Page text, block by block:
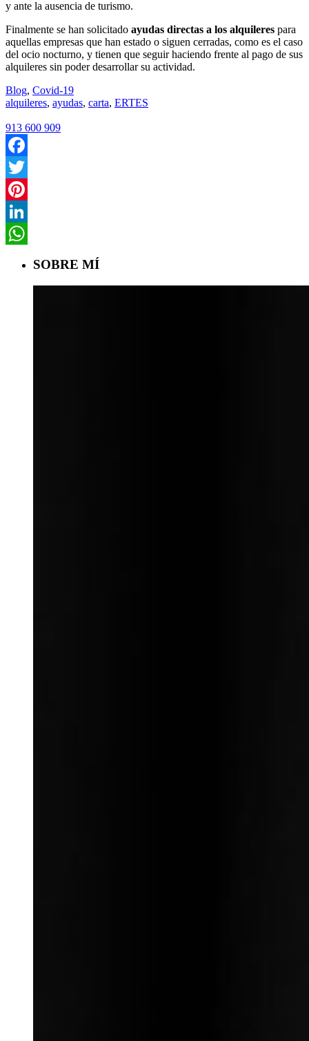
y ante la ausencia de turismo.
Finalmente se han solicitado ayudas directas a los alquileres para
aquellas empresas que han estado o siguen cerradas, como es el caso
del ocio nocturno, y tienen que seguir haciendo frente al pago de sus
alquileres sin poder desarrollar su actividad.
Blog, Covid-19
alquileres, ayudas, carta, ERTES
913 600 909
Facebook
Twitter
Pinterest
LinkedIn
SOBRE MÍ